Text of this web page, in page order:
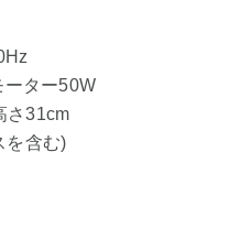
ター50W
さ31cm
を含む)